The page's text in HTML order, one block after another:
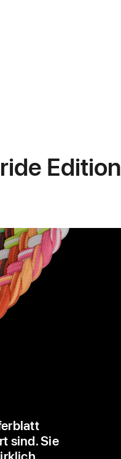
Edition
sind. Sie